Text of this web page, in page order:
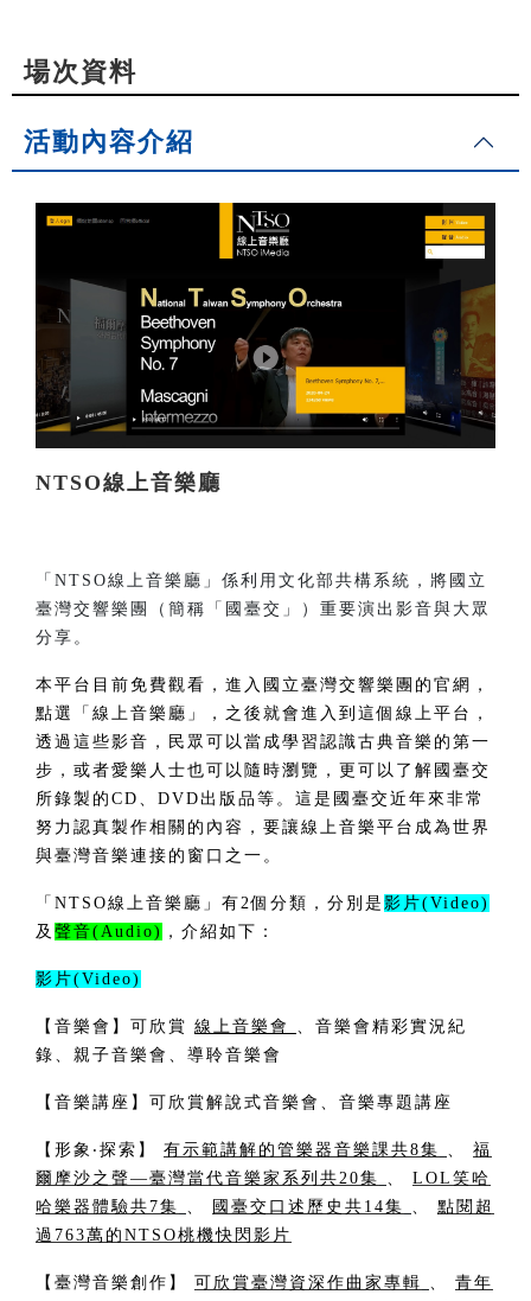
場次資料
活動內容介紹
NTSO線上音樂廳
「NTSO線上音樂廳」係利用文化部共構系統，將國立
臺灣交響樂團（簡稱「國臺交」）重要演出影音與大眾
分享。
本平台目前免費觀看，進入國立臺灣交響樂團的官網，
點選「線上音樂廳」
，之後就會進入到這個線上平台，
透過這些影音，民眾可以當成學習認識古典音樂的第一
步，或者愛樂人士也可以隨時瀏覽，更可以了解國臺交
所錄製的CD、DVD出版品等。這是國臺交近年來非常
努力認真製作相關的內容，要讓線上音樂平台成為世界
與臺灣音樂連接的窗口之一。
「NTSO線上音樂廳」有2個分類，分別是 影片(Video)
及 聲音(Audio) ，介紹如下：
影片(Video)
【音樂會】可欣賞 線上音樂會 、音樂會精彩實況紀
錄、親子音樂會、導聆音樂會
【音樂講座】可欣賞解說式音樂會、音樂專題講座
【形象‧探索】 有示範講解的管樂器音樂課共8集 、
福
爾摩沙之聲—臺灣當代音樂家系列共20集 、
LOL笑哈
哈樂器體驗共7集 、 國臺交口述歷史共14集 、
點閱超
過763萬的NTSO桃機快閃影片
【臺灣音樂創作】 可欣賞臺灣資深作曲家專輯 、
青年